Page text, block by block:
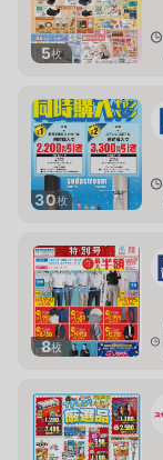
5枚
30枚
8枚